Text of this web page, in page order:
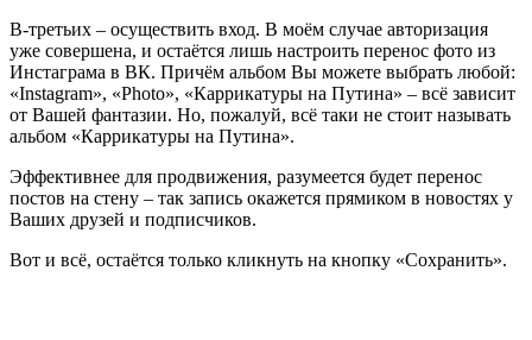
В-третьих – осуществить вход. В моём случае авторизация
уже совершена, и остаётся лишь настроить перенос фото из
Инстаграма в ВК. Причём альбом Вы можете выбрать любой:
«Instagram», «Photo», «Каррикатуры на Путина» – всё зависит
от Вашей фантазии. Но, пожалуй, всё таки не стоит называть
альбом «Каррикатуры на Путина».
Эффективнее для продвижения, разумеется будет перенос
постов на стену – так запись окажется прямиком в новостях у
Ваших друзей и подписчиков.
Вот и всё, остаётся только кликнуть на кнопку «Сохранить».